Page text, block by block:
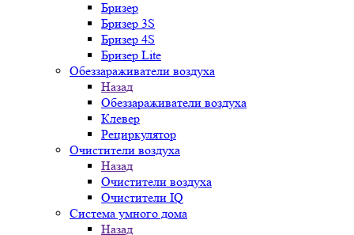
Бризер
Бризер 3S
Бризер 4S
Бризер Lite
Обеззараживатели воздуха
Назад
Обеззараживатели воздуха
Клевер
Рециркулятор
Очистители воздуха
Назад
Очистители воздуха
Очистители IQ
Система умного дома
Назад